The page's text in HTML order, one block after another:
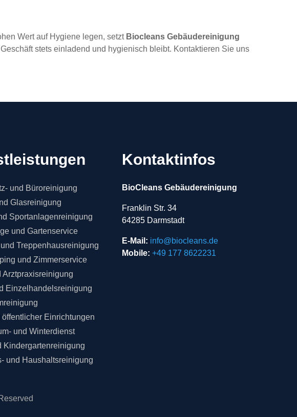
Wert auf Hygiene legen, setzt Biocleans Gebäudereinigung
stets einladend und hygienisch bleibt. Kontaktieren Sie uns
und Büroreinigung
Glasreinigung
Sportanlagenreinigung
und Gartenservice
Treppenhausreinigung
und Zimmerservice
Arztpraxisreinigung
Einzelhandelsreinigung
Einrichtungen
und Winterdienst
Kindergartenreinigung
und Haushaltsreinigung
Kontaktinfos
BioCleans Gebäudereinigung
Franklin Str. 34
64285 Darmstadt
E-Mail: info@biocleans.de
Mobile: +49 177 8622231